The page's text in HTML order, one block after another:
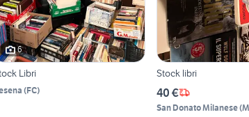
6
Libri
(FC)
Stock libri
40 €
San Donato Milanese(